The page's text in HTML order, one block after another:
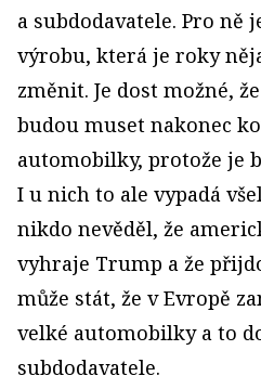
a subdodavatele. Pro ně
výrobu, která je roky
změnit. Je dost možné,
budou muset nakonec
automobilky, protože je
I u nich to ale vypadá
nikdo nevěděl, že
vyhraje Trump a že
může stát, že v Evropě
velké automobilky a to
subdodavatele.